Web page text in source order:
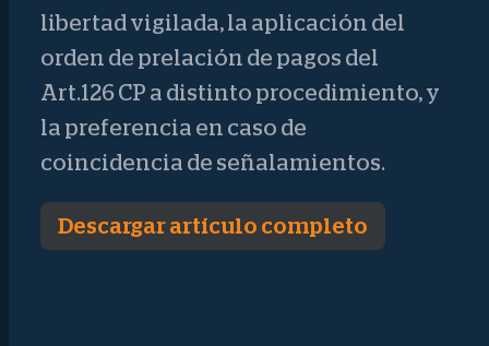
libertad vigilada, la aplicación del
orden de prelación de pagos del
Art.126 CP a distinto procedimiento, y
la preferencia en caso de
coincidencia de señalamientos.
Descargar artículo completo